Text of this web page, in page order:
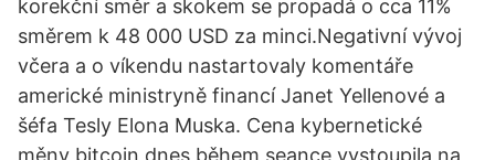
korekční směr a skokem se propadá o cca 11%
směrem k 48 000 USD za minci.Negativní vývoj
včera a o víkendu nastartovaly komentáře
americké ministryně financí Janet Yellenové a
šéfa Tesly Elona Muska. Cena kybernetické
měny bitcoin dnes během seance vystoupila na